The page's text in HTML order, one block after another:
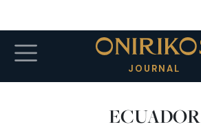
JOURNAL
ECUADOR